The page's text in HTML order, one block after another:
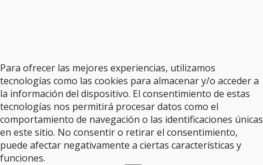
Para ofrecer las mejores experiencias, utilizamos
tecnologías como las cookies para almacenar y/o acceder a
la información del dispositivo. El consentimiento de estas
tecnologías nos permitirá procesar datos como el
comportamiento de navegación o las identificaciones únicas
en este sitio. No consentir o retirar el consentimiento,
puede afectar negativamente a ciertas características y
funciones.